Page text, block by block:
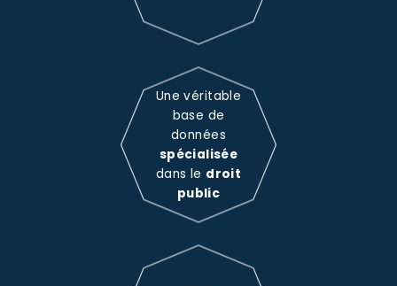
Une véritable
base de
données
spécialisée
dans le droit
public